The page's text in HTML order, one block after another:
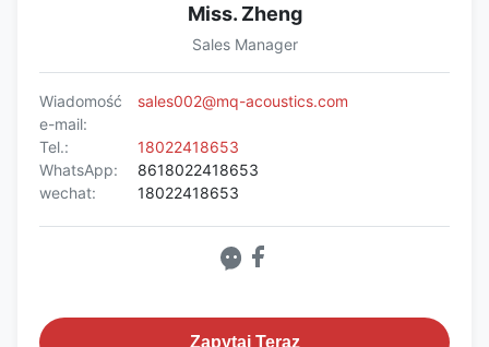
Miss. Zheng
Sales Manager
Wiadomość
e-mail:
sales002@mq-acoustics.com
Tel.:
18022418653
WhatsApp:
8618022418653
wechat:
18022418653
Zapytaj Teraz